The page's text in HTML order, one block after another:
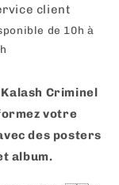
client
de 10h à
Kalash Criminel
votre
des posters
album.